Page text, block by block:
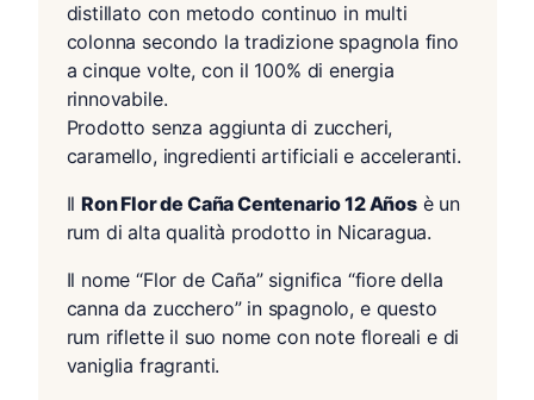
distillato con metodo continuo in multi
colonna secondo la tradizione spagnola fino
a cinque volte, con il 100% di energia
rinnovabile.
Prodotto senza aggiunta di zuccheri,
caramello, ingredienti artificiali e acceleranti.
Il Ron Flor de Caña Centenario 12 Añosè un
rum di alta qualità prodotto in Nicaragua.
Il nome “Flor de Caña” significa “fiore della
canna da zucchero” in spagnolo, e questo
rum riflette il suo nome con note floreali e di
vaniglia fragranti.